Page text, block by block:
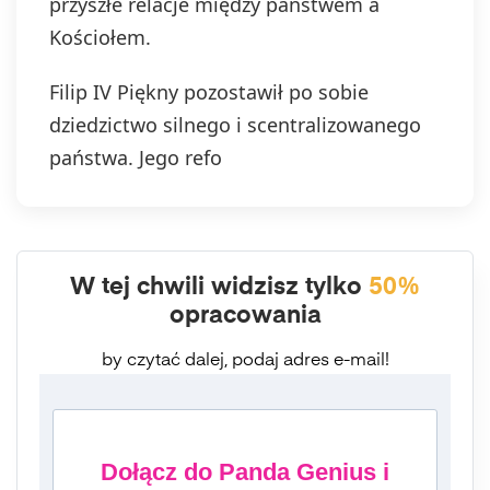
Kościołem.
Filip IV Piękny pozostawił po sobie
dziedzictwo silnego i scentralizowanego
państwa. Jego refo
W tej chwili widzisz tylko 50%
opracowania
by czytać dalej, podaj adres e-mail!
Dołącz do Panda Genius i